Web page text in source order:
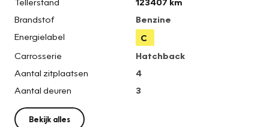
Brandstof
Benzine
Energielabel
C
Carrosserie
Hatchback
Aantal zitplaatsen
4
Aantal deuren
3
Bekijk alles